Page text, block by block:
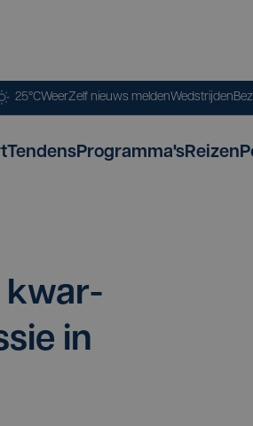
25°CWeerZelf nieuws meldenWedstrijden
TendensProgramma'sReizen
kwar­
in